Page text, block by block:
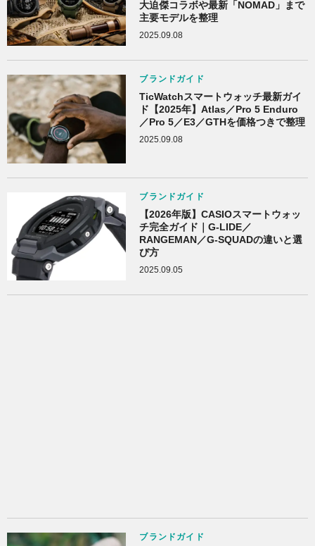
大迫傑コラボや最新「NOMAD」まで
主要モデルを整理
2025.09.08
ブランドガイド
TicWatchスマートウォッチ最新ガイ
ド【2025年】Atlas／Pro 5 Enduro
／Pro 5／E3／GTHを価格つきで整理
2025.09.08
ブランドガイド
【2026年版】CASIOスマートウォッ
チ完全ガイド｜G-LIDE／
RANGEMAN／G-SQUADの違いと選
び方
2025.09.05
ブランドガイド